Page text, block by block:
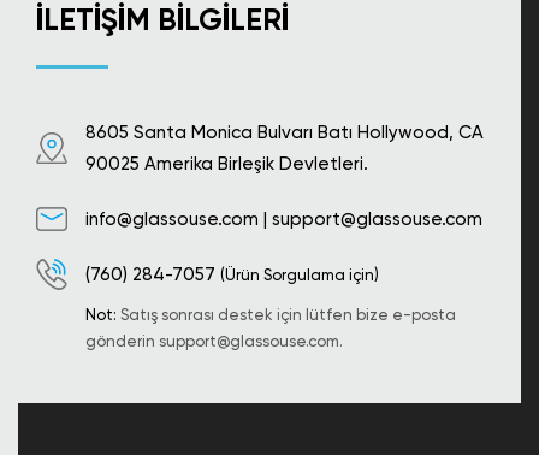
İLETIŞIM BILGILERI
8605 Santa Monica Bulvarı Batı Hollywood, CA
90025 Amerika Birleşik Devletleri.
info@glassouse.com | support@glassouse.com
(760) 284-7057 (Ürün Sorgulama için)
Not: Satış sonrası destek için lütfen bize e-posta
gönderin support@glassouse.com.